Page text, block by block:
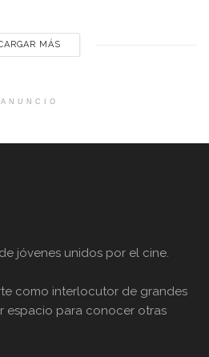
MÁS
ANUNCIO
jóvenes unidos por el cine.
como interlocutor de grandes
espacio para conocer otras